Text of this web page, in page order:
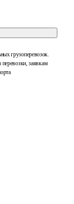
грузоперевозок.
перевозки, заявкам